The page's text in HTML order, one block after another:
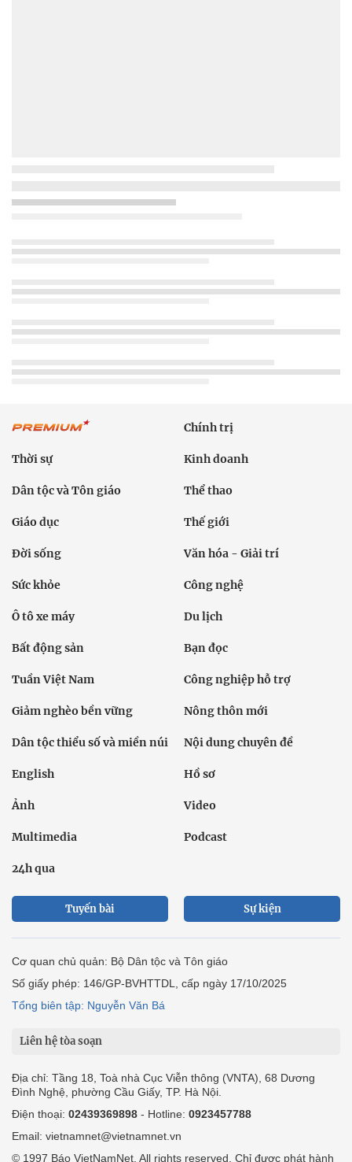
Chính trị
Thời sự Kinh doanh
Dân tộc và Tôn giáo Thể thao
Giáo dục Thế giới
Đời sống Văn hóa - Giải trí
Sức khỏe Công nghệ
Ô tô xe máy Du lịch
Bất động sản Bạn đọc
Tuần Việt Nam Công nghiệp hỗ trợ
Giảm nghèo bền vững Nông thôn mới
Dân tộc thiểu số và miền núi Nội dung chuyên đề
English Hồ sơ
Ảnh Video
Multimedia Podcast
24h qua
Tuyến bài Sự kiện
Cơ quan chủ quản: Bộ Dân tộc và Tôn giáo
Số giấy phép: 146/GP-BVHTTDL, cấp ngày 17/10/2025
Tổng biên tập: Nguyễn Văn Bá
Liên hệ tòa soạn
Địa chỉ: Tầng 18, Toà nhà Cục Viễn thông (VNTA), 68 Dương
Đình Nghệ, phường Cầu Giấy, TP. Hà Nội.
Điện thoại: 02439369898 - Hotline: 0923457788
Email: vietnamnet@vietnamnet.vn
© 1997 Báo VietNamNet. All rights reserved. Chỉ được phát hành